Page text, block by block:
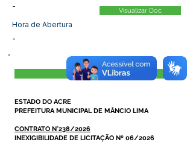
-
Hora de Abertura
-
Visualizar Doc
Visualizar
ESTADO DO ACRE
PREFEITURA MUNICIPAL DE MÂNCIO LIMA
CONTRATO N°238/2026
INEXIGIBILIDADE DE LICITAÇÃO Nº 06/2026